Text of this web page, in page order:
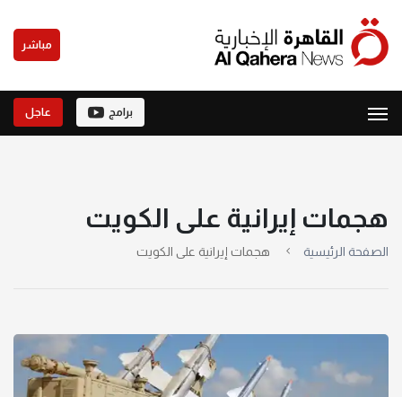
مباشر
برامج عاجل
هجمات إيرانية على الكويت
الصفحة الرئيسية هجمات إيرانية على الكويت